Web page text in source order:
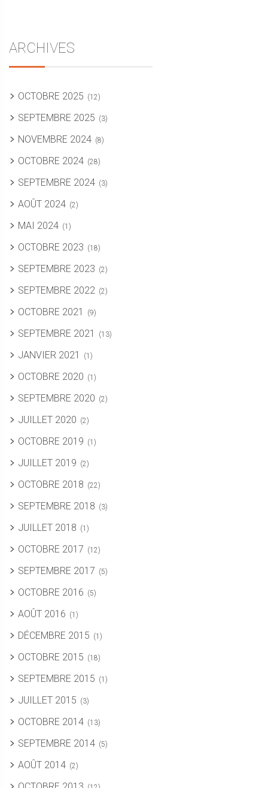
ARCHIVES
OCTOBRE 2025 (12)
SEPTEMBRE 2025 (3)
NOVEMBRE 2024 (8)
OCTOBRE 2024 (28)
SEPTEMBRE 2024 (3)
AOÛT 2024 (2)
MAI 2024 (1)
OCTOBRE 2023 (18)
SEPTEMBRE 2023 (2)
SEPTEMBRE 2022 (2)
OCTOBRE 2021 (9)
SEPTEMBRE 2021 (13)
JANVIER 2021 (1)
OCTOBRE 2020 (1)
SEPTEMBRE 2020 (2)
JUILLET 2020 (2)
OCTOBRE 2019 (1)
JUILLET 2019 (2)
OCTOBRE 2018 (22)
SEPTEMBRE 2018 (3)
JUILLET 2018 (1)
OCTOBRE 2017 (12)
SEPTEMBRE 2017 (5)
OCTOBRE 2016 (5)
AOÛT 2016 (1)
DÉCEMBRE 2015 (1)
OCTOBRE 2015 (18)
SEPTEMBRE 2015 (1)
JUILLET 2015 (3)
OCTOBRE 2014 (13)
SEPTEMBRE 2014 (5)
AOÛT 2014 (2)